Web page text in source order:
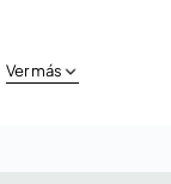
Ver más